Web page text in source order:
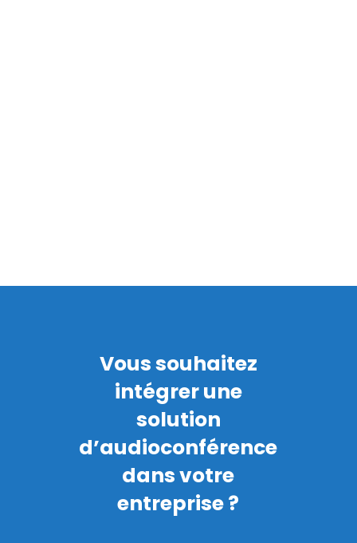
Vous souhaitez
intégrer une
solution
d’audioconférence
dans votre
entreprise ?